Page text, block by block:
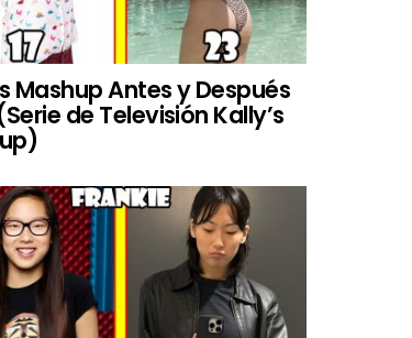
Mashup Antes y Después
de Televisión Kally’s